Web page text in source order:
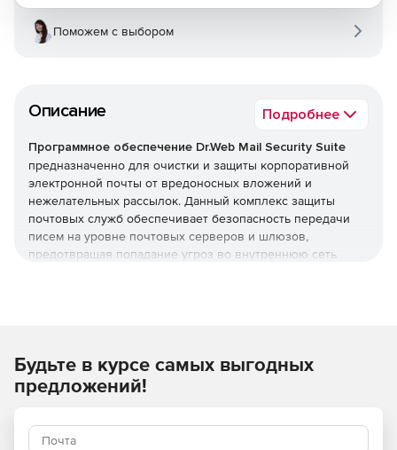
Описание Подробнее
Программное обеспечение Dr.Web Mail Security Suite
предназначенно для очистки и защиты корпоративной
электронной почты от вредоносных вложений и
нежелательных рассылок. Данный комплекс защиты
почтовых служб обеспечивает безопасность передачи
писем на уровне почтовых серверов и шлюзов,
предотвращая попадание угроз во внутреннюю сеть
Преимущества Dr.Web Mail
Security Suite
Возможность использования в организациях,
требующих повышенного уровня безопасности –
Поможем с выбором
Будьте в курсе самых выгодных
предложений!